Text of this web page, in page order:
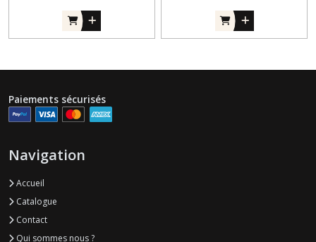
Paiements sécurisés
Navigation
Accueil
Catalogue
Contact
Qui sommes nous ?